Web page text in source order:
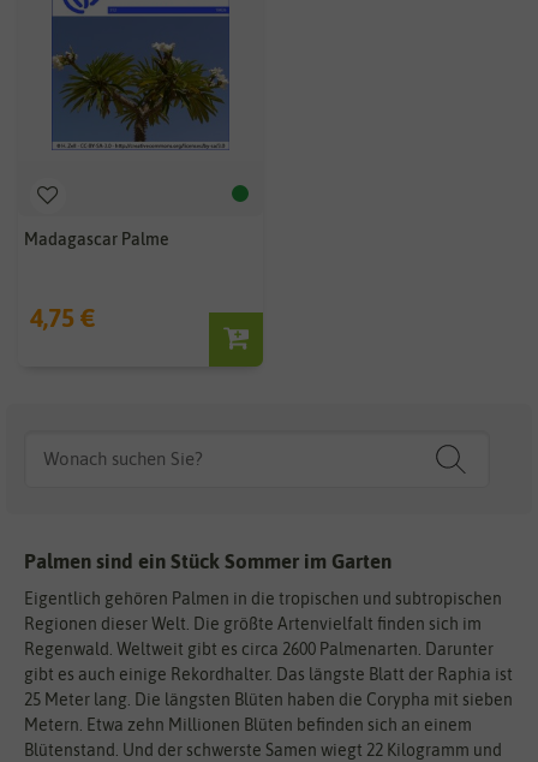
Madagascar Palme
4,75 €
Palmen sind ein Stück Sommer im Garten
Eigentlich gehören Palmen in die tropischen und subtropischen
Regionen dieser Welt. Die größte Artenvielfalt finden sich im
Regenwald. Weltweit gibt es circa 2600 Palmenarten. Darunter
gibt es auch einige Rekordhalter. Das längste Blatt der Raphia ist
25 Meter lang. Die längsten Blüten haben die Corypha mit sieben
Metern. Etwa zehn Millionen Blüten befinden sich an einem
Blütenstand. Und der schwerste Samen wiegt 22 Kilogramm und